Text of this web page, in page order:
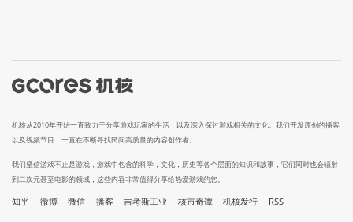
机核从2010年开始一直致力于分享游戏玩家的生活，以及深入探讨游戏相关的文化。我们开发原创的播客
以及视频节目，一直在不断寻找民间高质量的内容创作者。
我们坚信游戏不止是游戏，游戏中包含的科学，文化，历史等各个层面的知识和故事，它们同时也会辐射
到二次元甚至电影的领域，这些内容非常值得分享给热爱游戏的您。
知乎 微博 微信 播客 吉考斯工业 核市奇谭 机核发行 RSS